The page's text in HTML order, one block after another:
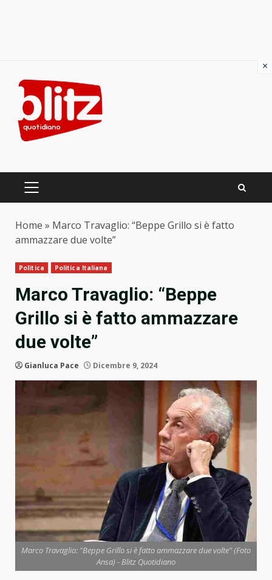
content
PRIMARY
Home » Marco Travaglio: “Beppe Grillo si è fatto
ammazzare due volte”
Politica Politica Italiana
Marco Travaglio: “Beppe
Grillo si è fatto ammazzare
due volte”
Gianluca Pace Dicembre 9, 2024
Marco Travaglio: "Beppe Grillo si è fatto ammazzare due volte" (Foto
Ansa) - Blitz Quotidiano
×